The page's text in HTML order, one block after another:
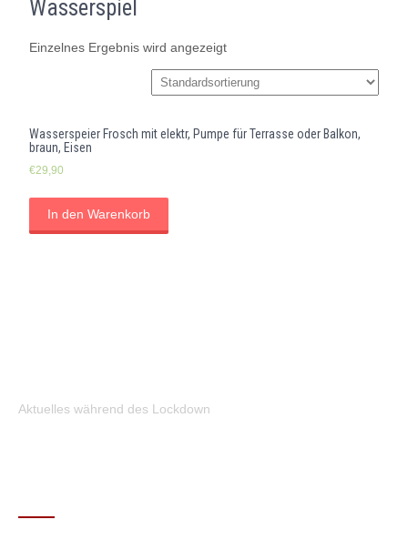
Wasserspiel
Einzelnes Ergebnis wird angezeigt
Wasserspeier Frosch mit elektr, Pumpe für Terrasse oder Balkon,
braun, Eisen
€29,90
In den Warenkorb
Aktuelles während des Lockdown